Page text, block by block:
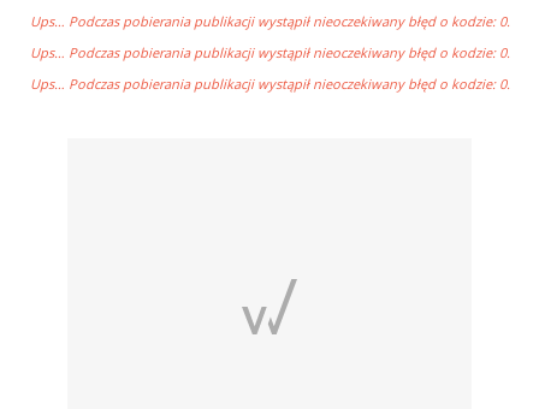
Ups… Podczas pobierania publikacji wystąpił nieoczekiwany błęd o kodzie: 0.
Ups… Podczas pobierania publikacji wystąpił nieoczekiwany błęd o kodzie: 0.
Ups… Podczas pobierania publikacji wystąpił nieoczekiwany błęd o kodzie: 0.